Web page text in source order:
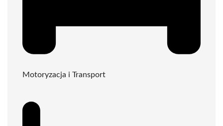
Motoryzacja i Transport